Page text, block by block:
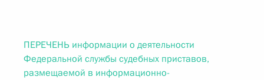
ПЕРЕЧЕНЬ информации о деятельности
Федеральной службы судебных приставов,
размещаемой в информационно-